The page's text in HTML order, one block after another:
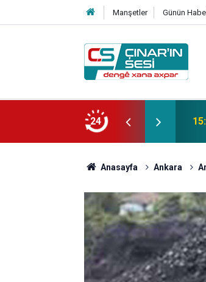
Manşetler Günün
24
şüphesiyle hastaneye kaldırıldı
Anasayfa Ankara